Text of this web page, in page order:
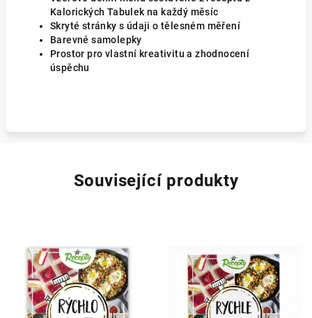
Kalorických Tabulek na každý měsíc
Skryté stránky s údaji o tělesném měření
Barevné samolepky
Prostor pro vlastní kreativitu a zhodnocení
úspěchu
Související produkty